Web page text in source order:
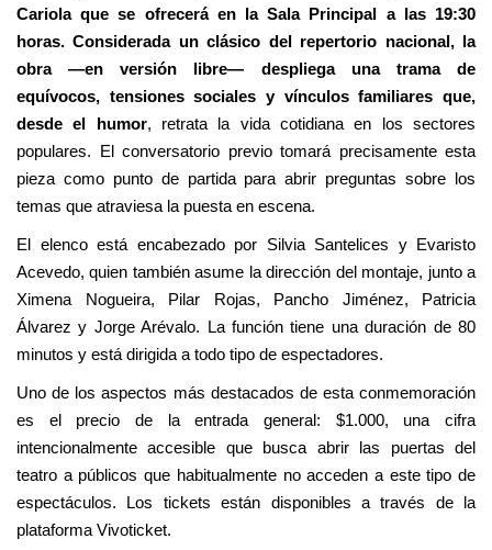
Cariola que se ofrecerá en la Sala Principal a las 19:30
horas. Considerada un clásico del repertorio nacional, la
obra —en versión libre— despliega una trama de
equívocos, tensiones sociales y vínculos familiares que,
desde el humor, retrata la vida cotidiana en los sectores
populares. El conversatorio previo tomará precisamente esta
pieza como punto de partida para abrir preguntas sobre los
temas que atraviesa la puesta en escena.
El elenco está encabezado por Silvia Santelices y Evaristo
Acevedo, quien también asume la dirección del montaje, junto a
Ximena Nogueira, Pilar Rojas, Pancho Jiménez, Patricia
Álvarez y Jorge Arévalo. La función tiene una duración de 80
minutos y está dirigida a todo tipo de espectadores.
Uno de los aspectos más destacados de esta conmemoración
es el precio de la entrada general: $1.000, una cifra
intencionalmente accesible que busca abrir las puertas del
teatro a públicos que habitualmente no acceden a este tipo de
espectáculos. Los tickets están disponibles a través de la
plataforma Vivoticket.